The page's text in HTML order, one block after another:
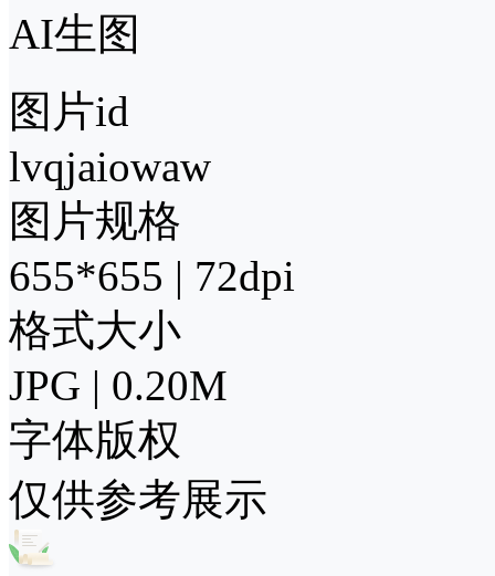
AI生图
图片id
lvqjaiowaw
图片规格
655*655 | 72dpi
格式大小
JPG | 0.20M
字体版权
仅供参考展示